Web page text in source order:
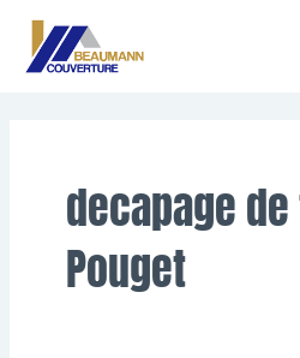
Aller
decapage
Pouget